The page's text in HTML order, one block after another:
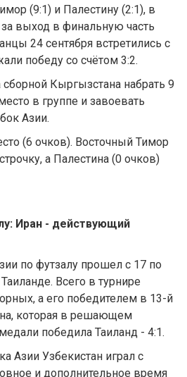
(9:1) и Палестину (2:1), в
выход в финальную часть
24 сентября встретились с
победу со счётом 3:2.
Кыргызстана набрать 9
в группе и завоевать
Азии.
(6 очков). Восточный Тимор
а Палестина (0 очков)
Иран - действующий
по футзалу прошел с 17 по
Всего в турнире
а его победителем в 13-й
которая в решающем
победила Таиланд - 4:1.
Азии Узбекистан играл с
и дополнительное время